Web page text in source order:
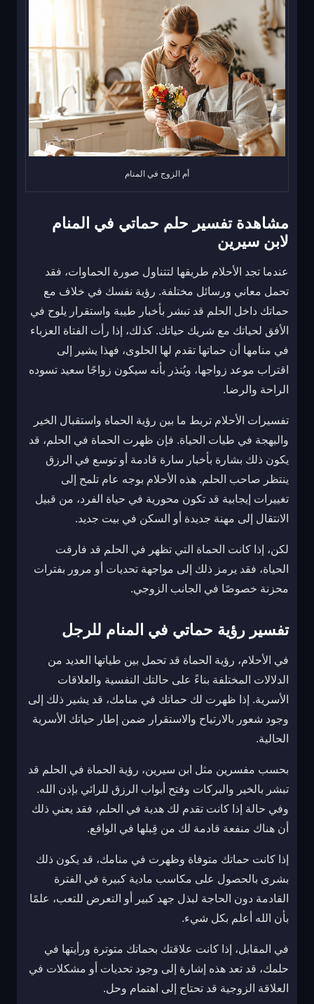
أم الزوج في المنام
مشاهدة تفسير حلم حماتي في المنام
لابن سيرين
عندما تجد الأحلام طريقها لتتناول صورة الحماوات، فقد
تحمل معاني ورسائل مختلفة. رؤية نفسك في خلاف مع
حماتك داخل الحلم قد تبشر بأخبار طيبة واستقرار يلوح في
الأفق لحياتك مع شريك حياتك. كذلك، إذا رأت الفتاة العزباء
في منامها أن حماتها تقدم لها الحلوى، فهذا يشير إلى
اقتراب موعد زواجها، ويُنذر بأنه سيكون زواجًا سعيد تسوده
الراحة والرضا.
تفسيرات الأحلام تربط ما بين رؤية الحماة واستقبال الخير
والبهجة في طيات الحياة. فإن ظهرت الحماة في الحلم، قد
يكون ذلك بشارة بأخبار سارة قادمة أو توسع في الرزق
ينتظر صاحب الحلم. هذه الأحلام بوجه عام تلمح إلى
تغييرات إيجابية قد تكون محورية في حياة الفرد، من قبيل
الانتقال إلى مهنة جديدة أو السكن في بيت جديد.
لكن، إذا كانت الحماة التي تظهر في الحلم قد فارقت
الحياة، فقد يرمز ذلك إلى مواجهة تحديات أو مرور بفترات
محزنة خصوصًا في الجانب الزوجي.
تفسير رؤية حماتي في المنام للرجل
في الأحلام، رؤية الحماة قد تحمل بين طياتها العديد من
الدلالات المختلفة بناءً على حالتك النفسية والعلاقات
الأسرية. إذا ظهرت لك حماتك في منامك، قد يشير ذلك إلى
وجود شعور بالارتياح والاستقرار ضمن إطار حياتك الأسرية
الحالية.
بحسب مفسرين مثل ابن سيرين، رؤية الحماة في الحلم قد
تبشر بالخير والبركات وفتح أبواب الرزق للرائي بإذن الله.
وفي حالة إذا كانت تقدم لك هدية في الحلم، فقد يعني ذلك
أن هناك منفعة قادمة لك من قِبلها في الواقع.
إذا كانت حماتك متوفاة وظهرت في منامك، قد يكون ذلك
بشرى بالحصول على مكاسب مادية كبيرة في الفترة
القادمة دون الحاجة لبذل جهد كبير أو التعرض للتعب، علمًا
بأن الله أعلم بكل شيء.
في المقابل، إذا كانت علاقتك بحماتك متوترة ورأيتها في
حلمك، قد تعد هذه إشارة إلى وجود تحديات أو مشكلات في
العلاقة الزوجية قد تحتاج إلى اهتمام وحل.